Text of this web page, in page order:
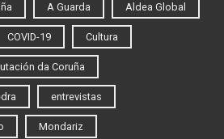
A Guarda Aldea Global
COVID-19 Cultura
da Coruña
entrevistas
Mondariz